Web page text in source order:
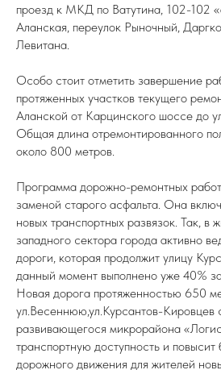
проезд к МКД по Ватутина, 102-102
Аланская, переулок Рыночный,
Левитана.
Особо стоит отметить завершение
протяженных участков текущего
Аланской от Карцинского шоссе до
Общая длина отремонтированного
около 800 метров.
Программа дорожно-ремонтных
заменой старого асфальта. Она
новых транспортных развязок. Так, в
западного сектора города активно
дороги, которая продолжит улицу
данный момент выполнено уже 40%
Новая дорога протяженностью 650
ул.Весеннюю,ул.Курсантов-Кировцев
развивающегося микрорайона
транспортную доступность и повысит
дорожного движения для жителей